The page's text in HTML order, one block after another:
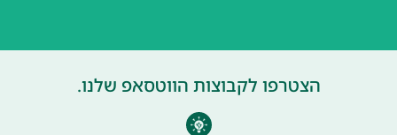
הצטרפו לקבוצות הווטסאפ שלנו.